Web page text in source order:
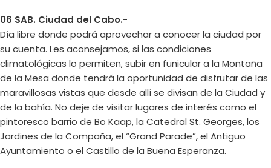
06 SAB. Ciudad del Cabo.-
Día libre donde podrá aprovechar a conocer la ciudad por
su cuenta. Les aconsejamos, si las condiciones
climatológicas lo permiten, subir en funicular a la Montaña
de la Mesa donde tendrá la oportunidad de disfrutar de las
maravillosas vistas que desde allí se divisan de la Ciudad y
de la bahía. No deje de visitar lugares de interés como el
pintoresco barrio de Bo Kaap, la Catedral St. Georges, los
Jardines de la Compaña, el “Grand Parade”, el Antiguo
Ayuntamiento o el Castillo de la Buena Esperanza.